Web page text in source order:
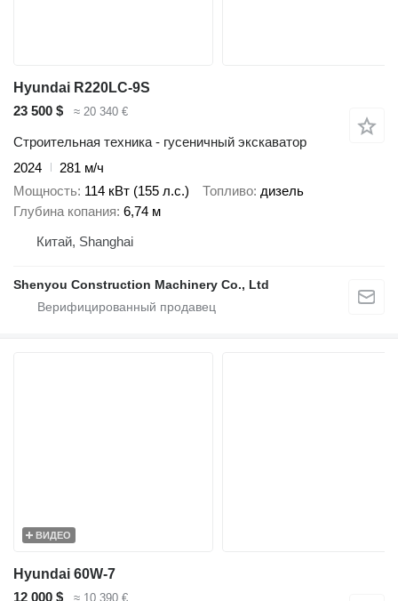
Hyundai R220LC-9S
23 500 $
≈ 20 340 €
Строительная техника - гусеничный экскаватор
2024
281 м/ч
Мощность 114 кВт (155 л.с.) Топливо дизель
Глубина копания 6,74 м
Китай, Shanghai
Shenyou Construction Machinery Co., Ltd
ВИДЕО
Hyundai 60W-7
12 000 $
≈ 10 390 €